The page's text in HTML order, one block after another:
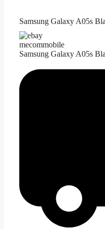
Samsung Galaxy A05s
mecommobile
Samsung Galaxy A05s